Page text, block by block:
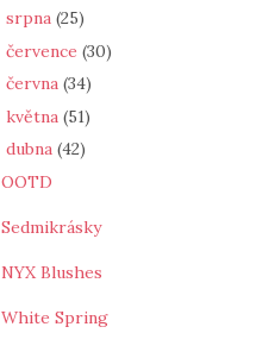
srpna (25)
července (30)
června (34)
května (51)
dubna (42)
OOTD
Sedmikrásky
NYX Blushes
White Spring